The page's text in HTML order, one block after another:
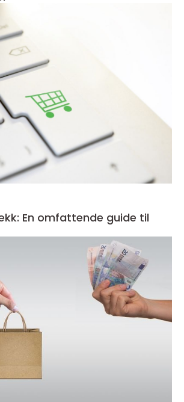
En omfattende guide til